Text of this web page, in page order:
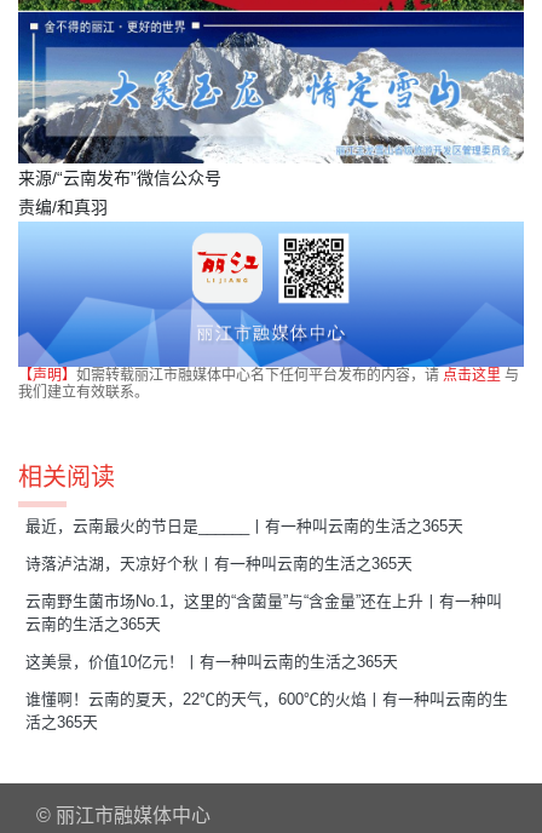
来源/“云南发布”微信公众号
责编/和真羽
【声明】 如需转载丽江市融媒体中心名下任何平台发布的内容，请 点击这里 与
我们建立有效联系。
相关阅读
最近，云南最火的节日是______丨有一种叫云南的生活之365天
诗落泸沽湖，天凉好个秋丨有一种叫云南的生活之365天
云南野生菌市场No.1，这里的“含菌量”与“含金量”还在上升丨有一种叫
云南的生活之365天
这美景，价值10亿元！丨有一种叫云南的生活之365天
谁懂啊！云南的夏天，22℃的天气，600℃的火焰丨有一种叫云南的生
活之365天
© 丽江市融媒体中心